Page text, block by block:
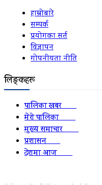
हाम्रोबारे
सम्पर्क
प्रयोगका सर्त
विज्ञापन
गोपनीयता नीति
लिङ्कहरू
पालिका खबर2152
मेरो पालिका2078
मुख्य समाचार2010
प्रशासन1341
देशमा आज1278